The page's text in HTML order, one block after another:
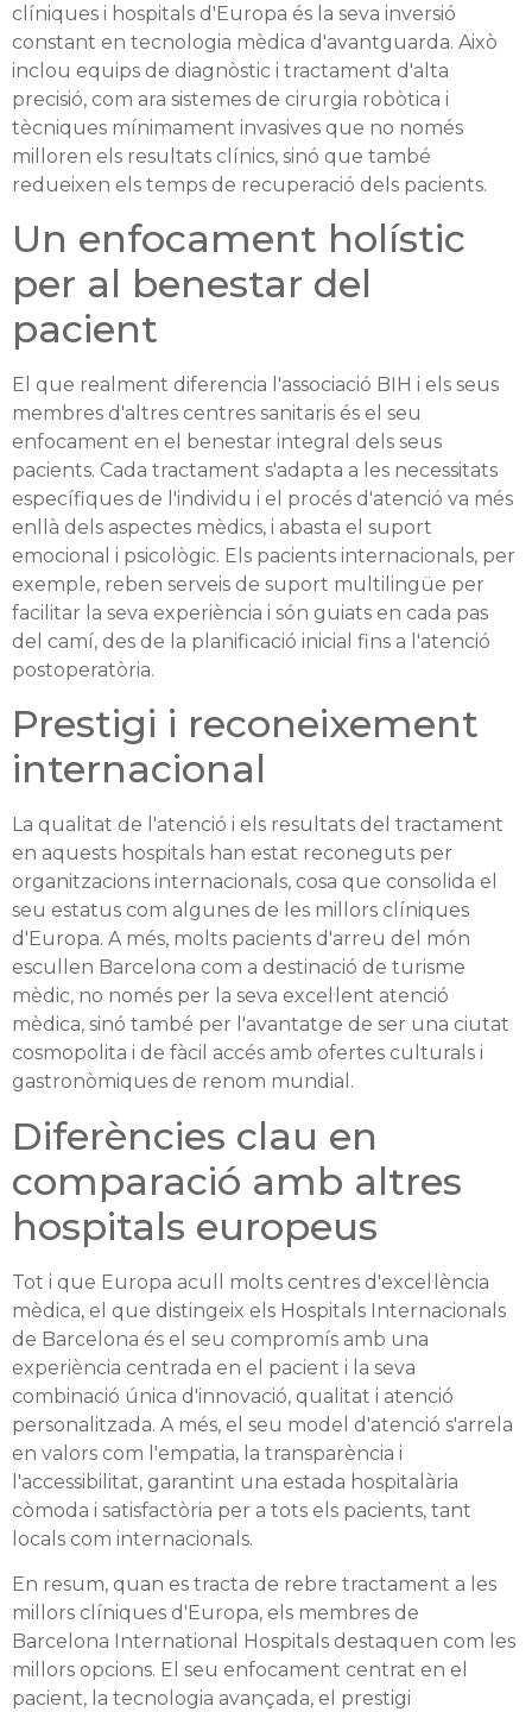
clíniques i hospitals d'Europa és la seva inversió
constant en tecnologia mèdica d'avantguarda. Això
inclou equips de diagnòstic i tractament d'alta
precisió, com ara sistemes de cirurgia robòtica i
tècniques mínimament invasives que no només
milloren els resultats clínics, sinó que també
redueixen els temps de recuperació dels pacients.
Un enfocament holístic
per al benestar del
pacient
El que realment diferencia l'associació BIH i els seus
membres d'altres centres sanitaris és el seu
enfocament en el benestar integral dels seus
pacients. Cada tractament s'adapta a les necessitats
específiques de l'individu i el procés d'atenció va més
enllà dels aspectes mèdics, i abasta el suport
emocional i psicològic. Els pacients internacionals, per
exemple, reben serveis de suport multilingüe per
facilitar la seva experiència i són guiats en cada pas
del camí, des de la planificació inicial fins a l'atenció
postoperatòria.
Prestigi i reconeixement
internacional
La qualitat de l'atenció i els resultats del tractament
en aquests hospitals han estat reconeguts per
organitzacions internacionals, cosa que consolida el
seu estatus com algunes de les millors clíniques
d'Europa. A més, molts pacients d'arreu del món
escullen Barcelona com a destinació de turisme
mèdic, no només per la seva excel·lent atenció
mèdica, sinó també per l'avantatge de ser una ciutat
cosmopolita i de fàcil accés amb ofertes culturals i
gastronòmiques de renom mundial.
Diferències clau en
comparació amb altres
hospitals europeus
Tot i que Europa acull molts centres d'excel·lència
mèdica, el que distingeix els Hospitals Internacionals
de Barcelona és el seu compromís amb una
experiència centrada en el pacient i la seva
combinació única d'innovació, qualitat i atenció
personalitzada. A més, el seu model d'atenció s'arrela
en valors com l'empatia, la transparència i
l'accessibilitat, garantint una estada hospitalària
còmoda i satisfactòria per a tots els pacients, tant
locals com internacionals.
En resum, quan es tracta de rebre tractament a les
millors clíniques d'Europa, els membres de
Barcelona International Hospitals destaquen com les
millors opcions. El seu enfocament centrat en el
pacient, la tecnologia avançada, el prestigi